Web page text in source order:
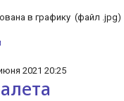
в графику (файл .jpg)
2021 20:25